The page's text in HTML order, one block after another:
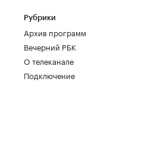
Рубрики
Архив программ
Вечерний РБК
О телеканале
Подключение